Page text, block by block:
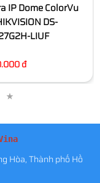
IP Dome ColorVu
DS-
LIUF
đ
Hòa, Thành phố Hồ